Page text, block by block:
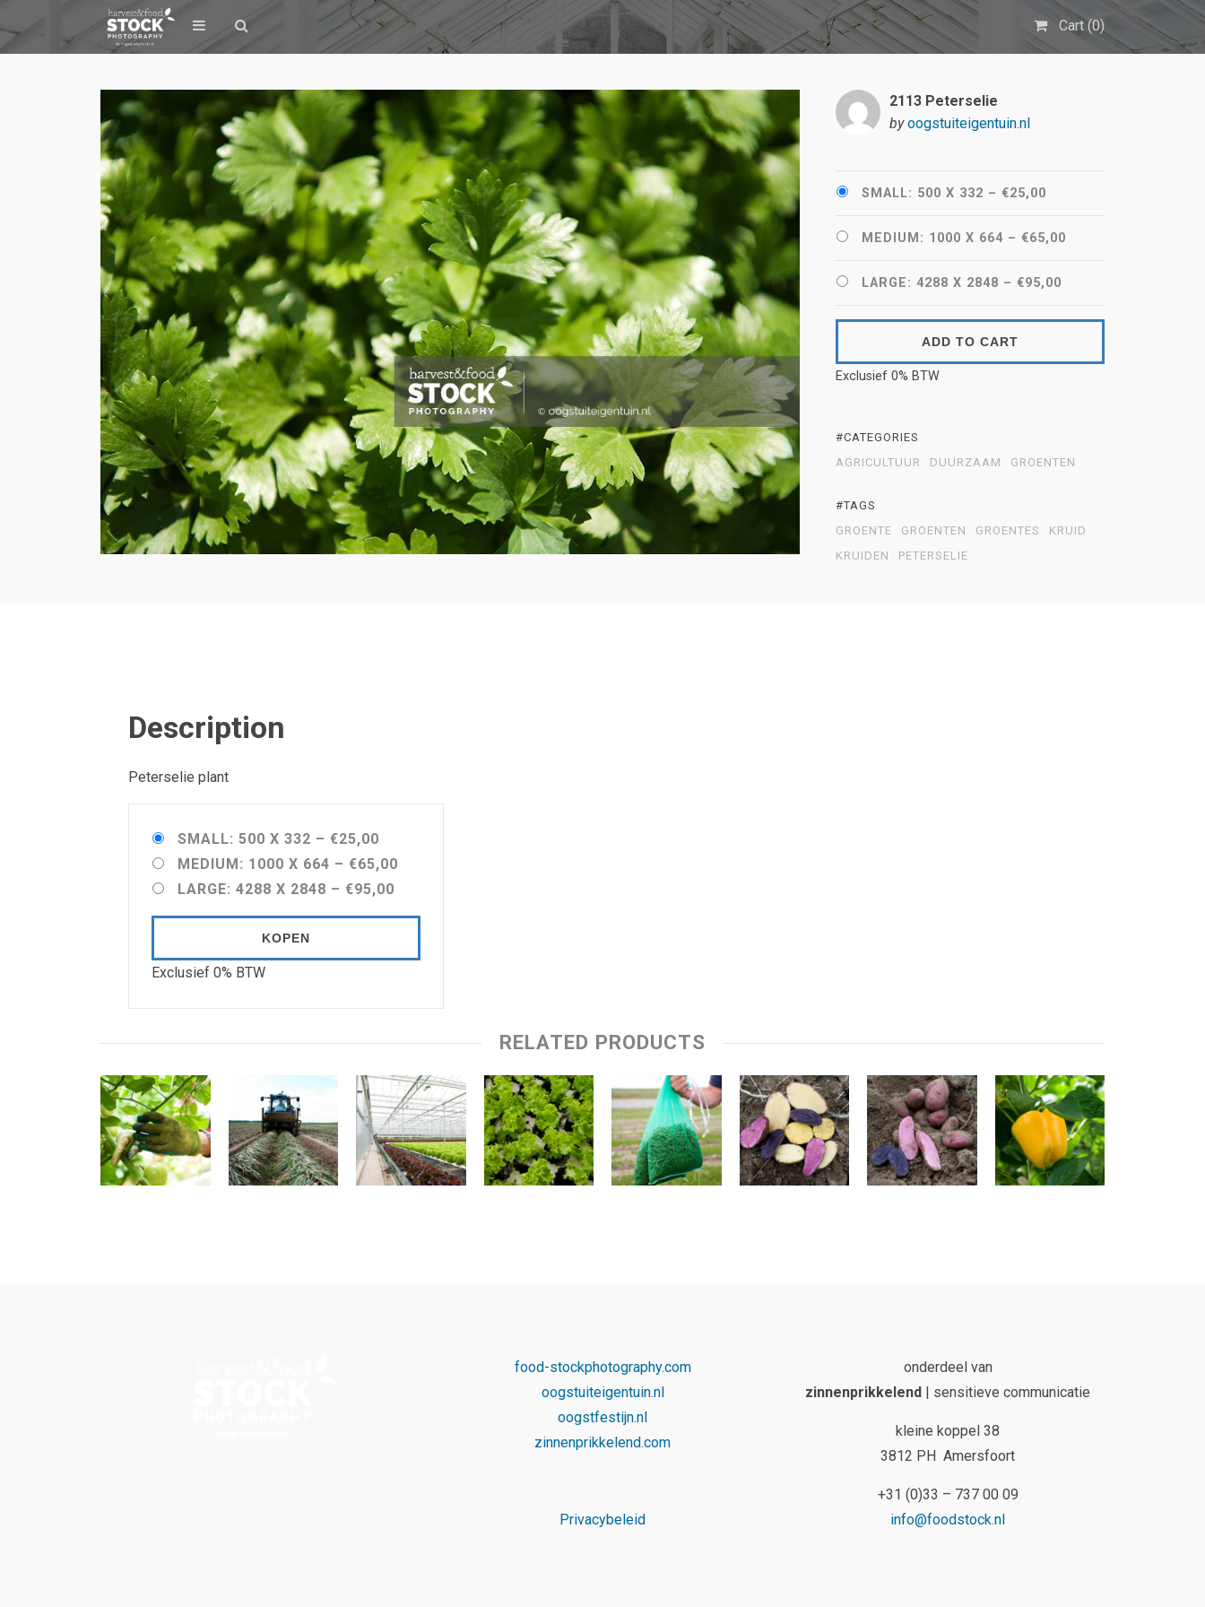
Cart (0)
2113 Peterselie
by oogstuiteigentuin.nl
SMALL: 500 X 332 – €25,00
MEDIUM: 1000 X 664 – €65,00
LARGE: 4288 X 2848 – €95,00
ADD TO CART
Exclusief 0% BTW
#CATEGORIES
AGRICULTUUR
DUURZAAM GROENTEN
#TAGS
GROENTE
GROENTEN GROENTES
KRUID
KRUIDEN
PETERSELIE
Description
Peterselie plant
SMALL: 500 X 332 – €25,00
MEDIUM: 1000 X 664 – €65,00
LARGE: 4288 X 2848 – €95,00
KOPEN
Exclusief 0% BTW
RELATED PRODUCTS
food-stockphotography.com
oogstuiteigentuin.nl
oogstfestijn.nl
zinnenprikkelend.com
Privacybeleid
onderdeel van
zinnenprikkelend | sensitieve communicatie
kleine koppel 38
3812 PH Amersfoort
+31 (0)33 – 737 00 09
info@foodstock.nl